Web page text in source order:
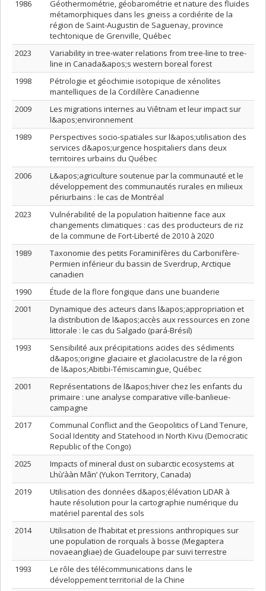
1986
Géothermométrie, géobarométrie et nature des fluides
métamorphiques dans les gneiss a cordiérite de la
région de Saint-Augustin de Saguenay, province
techtonique de Grenville, Québec
2023
Variability in tree-water relations from tree-line to tree-
line in Canada&apos;s western boreal forest
1998
Pétrologie et géochimie isotopique de xénolites
mantelliques de la Cordillère Canadienne
2009
Les migrations internes au Viêtnam et leur impact sur
l&apos;environnement
1989
Perspectives socio-spatiales sur l&apos;utilisation des
services d&apos;urgence hospitaliers dans deux
territoires urbains du Québec
2006
L&apos;agriculture soutenue par la communauté et le
développement des communautés rurales en milieux
périurbains : le cas de Montréal
2023
Vulnérabilité de la population haïtienne face aux
changements climatiques : cas des producteurs de riz
de la commune de Fort-Liberté de 2010 à 2020
1989
Taxonomie des petits Foraminifères du Carbonifère-
Permien inférieur du bassin de Sverdrup, Arctique
canadien
1990
Étude de la flore fongique dans une buanderie
2001
Dynamique des acteurs dans l&apos;appropriation et
la distribution de l&apos;accès aux ressources en zone
littorale : le cas du Salgado (pará-Brésil)
1993
Sensibilité aux précipitations acides des sédiments
d&apos;origine glaciaire et glaciolacustre de la région
de l&apos;Abitibi-Témiscamingue, Québec
2001
Représentations de l&apos;hiver chez les enfants du
primaire : une analyse comparative ville-banlieue-
campagne
2017
Communal Conflict and the Geopolitics of Land Tenure,
Social Identity and Statehood in North Kivu (Democratic
Republic of the Congo)
2025
Impacts of mineral dust on subarctic ecosystems at
Lhù’ààn Mân’ (Yukon Territory, Canada)
2019
Utilisation des données d&apos;élévation LiDAR à
haute résolution pour la cartographie numérique du
matériel parental des sols
2014
Utilisation de l’habitat et pressions anthropiques sur
une population de rorquals à bosse (Megaptera
novaeangliae) de Guadeloupe par suivi terrestre
1993
Le rôle des télécommunications dans le
développement territorial de la Chine